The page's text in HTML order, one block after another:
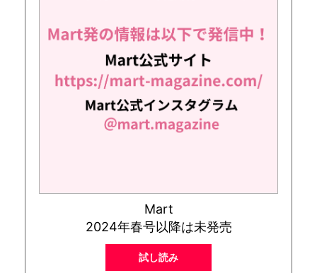
Mart
2024年春号以降は未発売
試し読み